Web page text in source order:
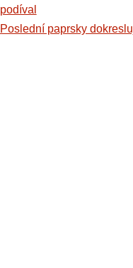
podíval
Poslední paprsky